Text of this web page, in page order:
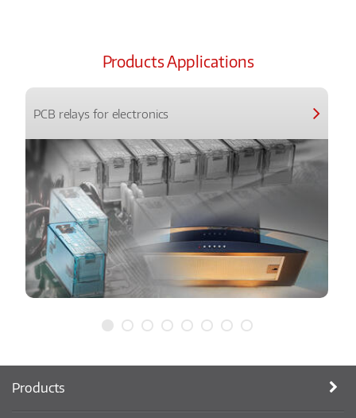
Products Applications
PCB relays for electronics
Products